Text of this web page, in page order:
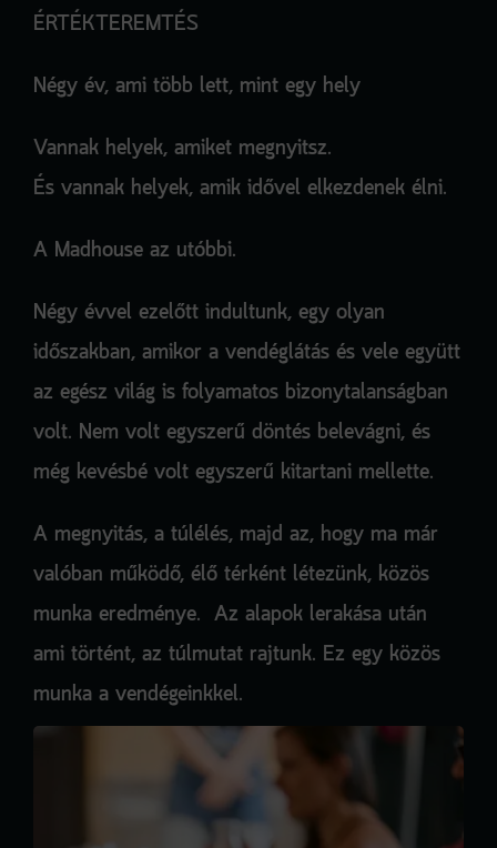
ÉRTÉKTEREMTÉS
Négy év, ami több lett, mint egy hely
Vannak helyek, amiket megnyitsz.
És vannak helyek, amik idővel elkezdenek élni.
A Madhouse az utóbbi.
Négy évvel ezelőtt indultunk, egy olyan
időszakban, amikor a vendéglátás és vele együtt
az egész világ is folyamatos bizonytalanságban
volt. Nem volt egyszerű döntés belevágni, és
még kevésbé volt egyszerű kitartani mellette.
A megnyitás, a túlélés, majd az, hogy ma már
valóban működő, élő térként létezünk, közös
munka eredménye. Az alapok lerakása után
ami történt, az túlmutat rajtunk. Ez egy közös
munka a vendégeinkkel.